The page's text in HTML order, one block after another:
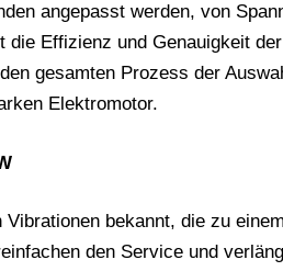
angepasst werden, von
Effizienz und Genauigkeit
gesamten Prozess der
Elektromotor.
bekannt, die zu
den Service und